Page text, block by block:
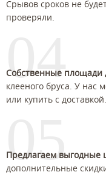
Срывов сроков не
проверяли.
04
Собственные площади
клееного бруса. У нас
или купить с доставкой.
05
Предлагаем выгодные
дополнительные